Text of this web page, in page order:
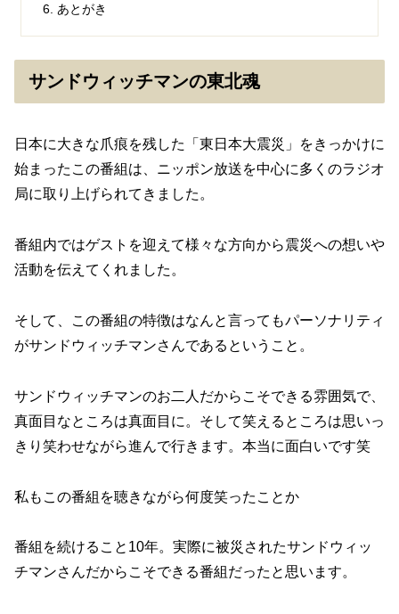
あとがき
サンドウィッチマンの東北魂
日本に大きな爪痕を残した「東日本大震災」をきっかけに
始まったこの番組は、ニッポン放送を中心に多くのラジオ
局に取り上げられてきました。
番組内ではゲストを迎えて様々な方向から震災への想いや
活動を伝えてくれました。
そして、この番組の特徴はなんと言ってもパーソナリティ
がサンドウィッチマンさんであるということ。
サンドウィッチマンのお二人だからこそできる雰囲気で、
真面目なところは真面目に。そして笑えるところは思いっ
きり笑わせながら進んで行きます。本当に面白いです笑
私もこの番組を聴きながら何度笑ったことか
番組を続けること10年。実際に被災されたサンドウィッ
チマンさんだからこそできる番組だったと思います。